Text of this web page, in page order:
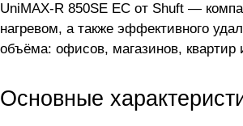
UniMAX-R 850SE EC от Shuft —
нагревом, а также эффективного
объёма: офисов, магазинов, квартир
Основные